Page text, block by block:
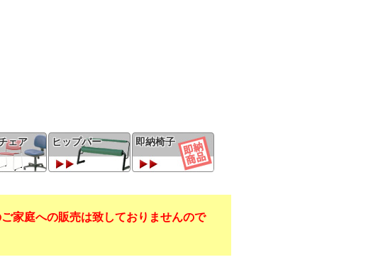
ェア ヒップバー 即納椅子
家庭への販売は致しておりませんので